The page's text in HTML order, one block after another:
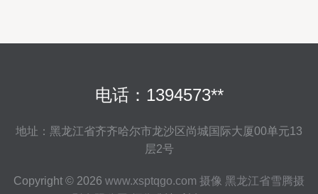
电话：1394573**
地址：黑龙江省齐齐哈尔市龙沙区尚城国际大厦00单元13
层2号
Copyright © 2026 www.xsptqgo.com 摄像 黑龙江省雪腾摄